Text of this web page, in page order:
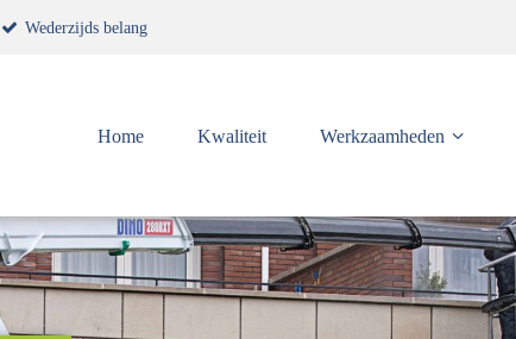
Wederzijds belang
Home Kwaliteit Werkzaamheden